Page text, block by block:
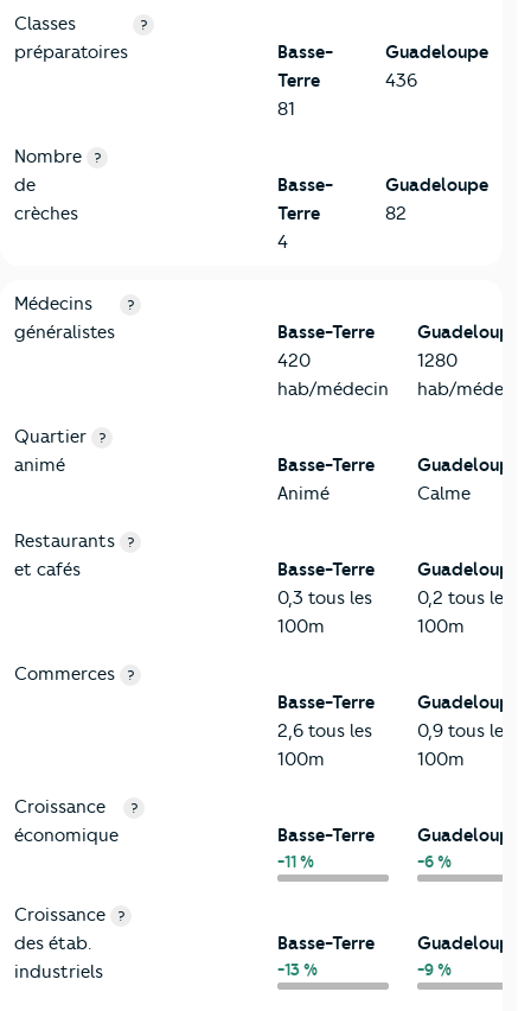
Classes
préparatoires
?
Basse-
Terre
81
Guadeloupe
436
Nombre
de
crèches
?
Basse-
Terre
4
Guadeloupe
82
5-Commerces
Critères Basse-Terre
Médecins
généralistes
?
Basse-Terre
420
hab/médecin
Guadeloupe
1280
hab/médecin
Quartier
animé
?
Basse-Terre
Animé
Guadeloupe
Calme
Restaurants
et cafés
?
Basse-Terre
0,3 tous les
100m
Guadeloupe
0,2 tous les
100m
Commerces ?
Basse-Terre
2,6 tous les
100m
Guadeloupe
0,9 tous les
100m
Croissance
économique
?
Basse-Terre
-11 %
Guadeloupe
-6 %
Croissance
des étab.
industriels
?
Basse-Terre
-13 %
Guadeloupe
-9 %